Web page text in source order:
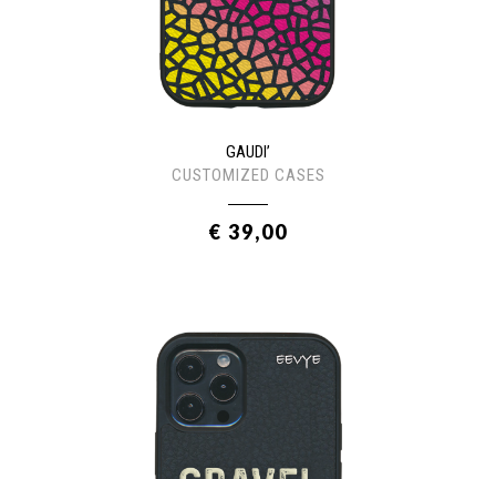
GAUDI’
CUSTOMIZED CASES
€ 39,00